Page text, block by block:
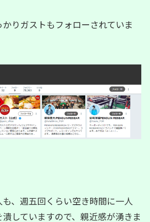
りガストもフォローされていま
、週五回くらい空き時間に一人
していますので、親近感が湧きま